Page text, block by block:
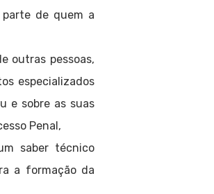
de quem a
outras pessoas,
especializados
e sobre as suas
Penal,
saber técnico
a formação da